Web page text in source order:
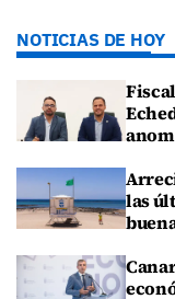
NOTICIAS DE HOY
las